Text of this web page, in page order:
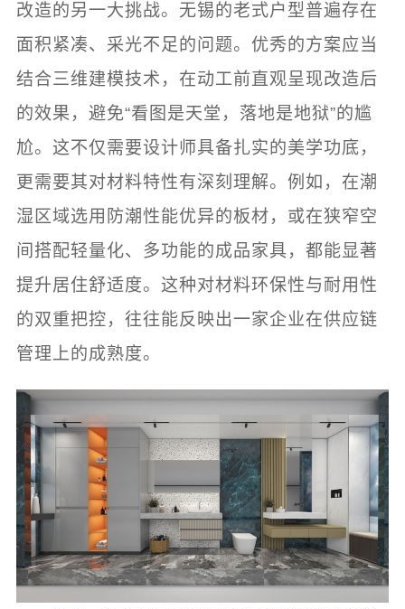
改造的另一大挑战。无锡的老式户型普遍存在
面积紧凑、采光不足的问题。优秀的方案应当
结合三维建模技术，在动工前直观呈现改造后
的效果，避免“看图是天堂，落地是地狱”的尴
尬。这不仅需要设计师具备扎实的美学功底，
更需要其对材料特性有深刻理解。例如，在潮
湿区域选用防潮性能优异的板材，或在狭窄空
间搭配轻量化、多功能的成品家具，都能显著
提升居住舒适度。这种对材料环保性与耐用性
的双重把控，往往能反映出一家企业在供应链
管理上的成熟度。